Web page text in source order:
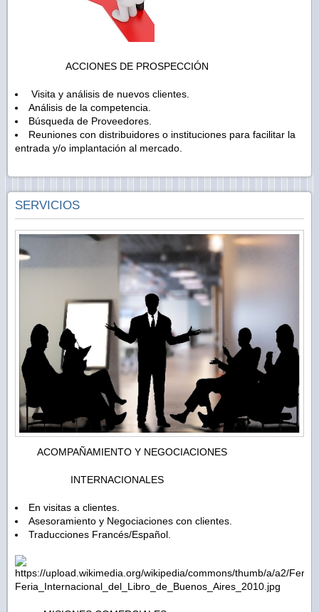
ACCIONES DE PROSPECCIÓN
Visita y análisis de nuevos clientes.
Análisis de la competencia.
Búsqueda de Proveedores.
Reuniones con distribuidores o instituciones para facilitar la
entrada y/o implantación al mercado.
SERVICIOS
ACOMPAÑAMIENTO Y NEGOCIACIONES
INTERNACIONALES
En visitas a clientes.
Asesoramiento y Negociaciones con clientes.
Traducciones Francés/Español.